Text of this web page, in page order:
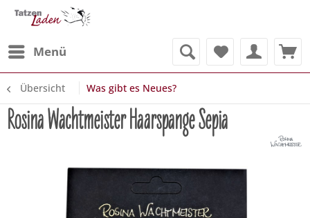
Menü
Übersicht Was gibt es Neues?
Rosina Wachtmeister Haarspange Sepia